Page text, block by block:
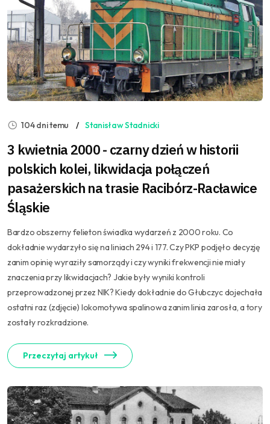
104 dni temu Stanisław Stadnicki
3 kwietnia 2000 - czarny dzień w historii
polskich kolei, likwidacja połączeń
pasażerskich na trasie Racibórz-Racławice
Śląskie
Bardzo obszerny felieton świadka wydarzeń z 2000 roku. Co
dokładnie wydarzyło się na liniach 294 i 177. Czy PKP podjęło decyzję
zanim opinię wyraziły samorządy i czy wyniki frekwencji nie miały
znaczenia przy likwidacjach? Jakie były wyniki kontroli
przeprowadzonej przez NIK? Kiedy dokładnie do Głubczyc dojechała
ostatni raz (zdjęcie) lokomotywa spalinowa zanim linia zarosła, a tory
zostały rozkradzione.
Przeczytaj artykuł